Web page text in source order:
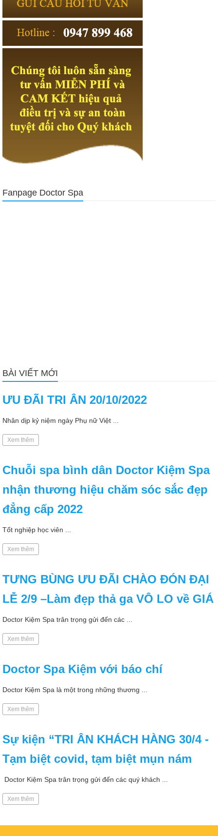
Fanpage Doctor Spa
BÀI VIẾT MỚI
ƯU ĐÃI TRI ÂN 20/10/2022
Nhân dịp kỷ niệm ngày Phụ nữ Việt ...
Xem thêm
Chuỗi spa bình dân Doctor Kiệm Spa
nhận thương hiệu chăm sóc sắc đẹp
đẳng cấp 2022
Tốt nghiệp học viên ...
Xem thêm
TƯNG BÙNG ƯU ĐÃI CHÀO ĐÓN ĐẠI
LỄ 2/9 –Làm đẹp thả ga VÔ LO về GIÁ
Doctor Kiệm Spa trân trọng gửi đến các ...
Xem thêm
Doctor Spa Kiệm với báo chí
Doctor Kiệm Spa là một trong những thương ...
Xem thêm
Sự kiện “TRI ÂN KHÁCH HÀNG 30/4 -
Tạm biệt covid, tạm biệt mụn nám
Doctor Kiệm Spa trân trọng gửi đến các quý khách ...
Xem thêm